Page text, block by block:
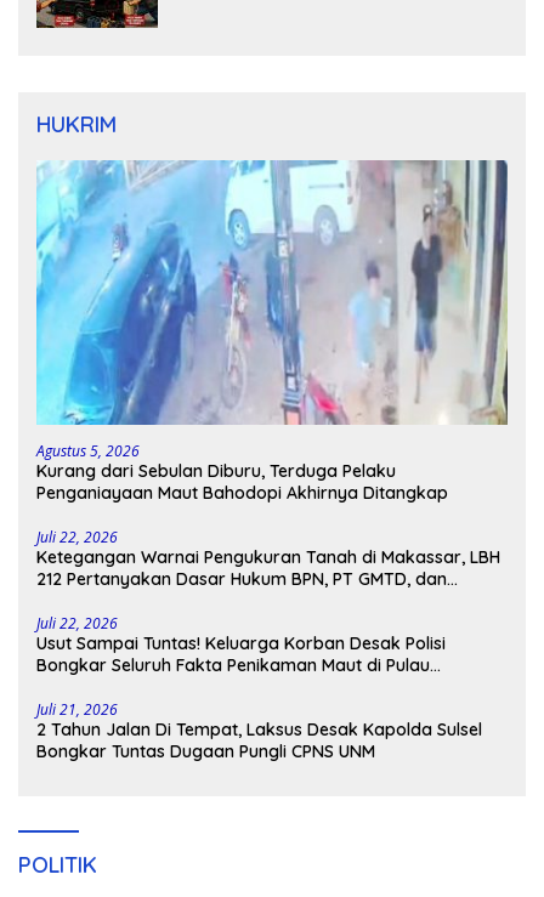
HUKRIM
Agustus 5, 2026
Kurang dari Sebulan Diburu, Terduga Pelaku
Penganiayaan Maut Bahodopi Akhirnya Ditangkap
Juli 22, 2026
Ketegangan Warnai Pengukuran Tanah di Makassar, LBH
212 Pertanyakan Dasar Hukum BPN, PT GMTD, dan
Juli 22, 2026
Usut Sampai Tuntas! Keluarga Korban Desak Polisi
Bongkar Seluruh Fakta Penikaman Maut di Pulau
Juli 21, 2026
2 Tahun Jalan Di Tempat, Laksus Desak Kapolda Sulsel
Bongkar Tuntas Dugaan Pungli CPNS UNM
POLITIK